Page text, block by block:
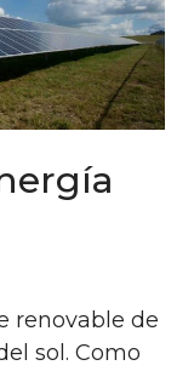
renovable de
sol. Como